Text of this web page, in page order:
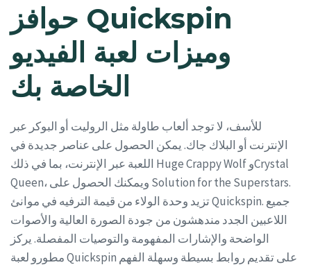
حوافز Quickspin
وميزات لعبة الفيديو
الخاصة بك
للأسف، لا توجد ألعاب طاولة مثل الروليت أو البوكر عبر
الإنترنت أو البلاك جاك. يمكن الحصول على عناصر جديدة في
اللعبة عبر الإنترنت، بما في ذلك Huge Crappy Wolf وCrystal
Queen، ويمكنك الحصول على Solution for the Superstars.
تزيد وحدة الولاء من قيمة الترفيه في موانئ Quickspin. جميع
اللاعبين الجدد مندهشون من جودة الصورة العالية والأصوات
الواضحة والإشارات المفهومة والتوصيات المفصلة. يركز
مطورو لعبة Quickspin على تقديم روابط بسيطة وسهلة الفهم